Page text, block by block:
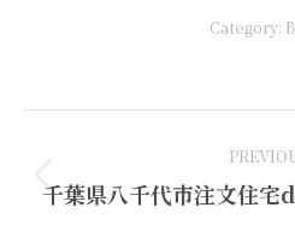
Category:
千葉県八千代市注文住